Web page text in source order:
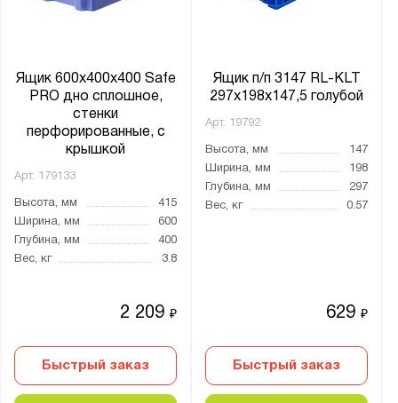
Ящик 600х400х400 Safe
PRO дно сплошное,
стенки
перфорированные, с
крышкой
Арт. 179133
Высота, мм
415
Ширина, мм
600
Глубина, мм
400
Вес, кг
3.8
2 209₽
Быстрый заказ
Ящик п/п 3147 RL-KLT
297х198х147,5 голубой
Арт. 19792
Высота, мм
147
Ширина, мм
198
Глубина, мм
297
Вес, кг
0.57
629₽
Быстрый заказ